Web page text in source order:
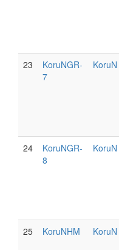
23
KoruNGR-
7
KoruN
24
KoruNGR-
8
KoruN
25 KoruNHM KoruN